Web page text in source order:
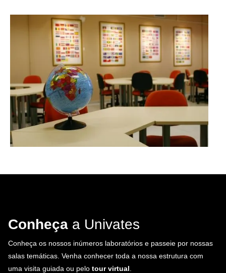
Conheça a Univates
Conheça os nossos inúmeros laboratórios e passeie por nossas
salas temáticas. Venha conhecer toda a nossa estrutura com
uma visita guiada ou pelo tour virtual